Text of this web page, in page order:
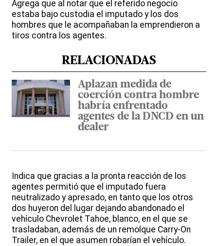
Agrega que al notar que el referido negocio
estaba bajo custodia el imputado y los dos
hombres que le acompañaban la emprendieron a
tiros contra los agentes.
RELACIONADAS
Aplazan medida de
coerción contra hombre
habría enfrentado
agentes de la DNCD en un
dealer
Indica que gracias a la pronta reacción de los
agentes permitió que el imputado fuera
neutralizado y apresado, en tanto que los otros
dos huyeron del lugar dejando abandonado el
vehículo Chevrolet Tahoe, blanco, en el que se
trasladaban, además de un remolque Carry-On
Trailer, en el que asumen robarían el vehículo.